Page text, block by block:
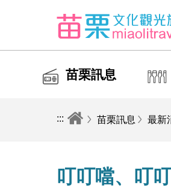
苗栗訊息
::: 苗栗訊息 最新
叮叮噹、叮